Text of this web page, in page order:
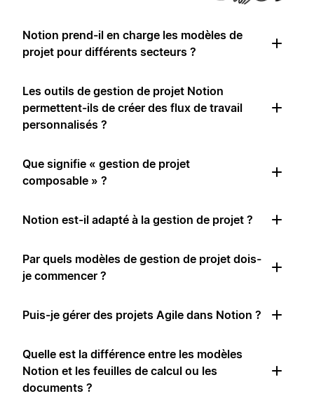
Notion prend-il en charge les modèles de
projet pour différents secteurs ?
Les outils de gestion de projet Notion
permettent-ils de créer des flux de travail
personnalisés ?
Que signifie « gestion de projet
composable » ?
Notion est-il adapté à la gestion de projet ?
Par quels modèles de gestion de projet dois-
je commencer ?
Puis-je gérer des projets Agile dans Notion ?
Quelle est la différence entre les modèles
Notion et les feuilles de calcul ou les
documents ?